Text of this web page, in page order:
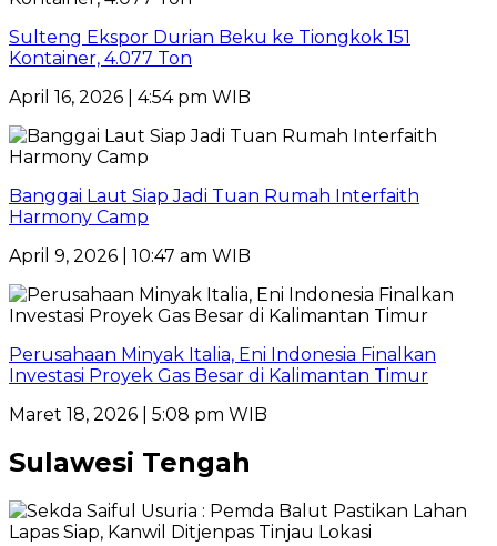
Sulteng Ekspor Durian Beku ke Tiongkok 151
Kontainer, 4.077 Ton
April 16, 2026 | 4:54 pm WIB
Banggai Laut Siap Jadi Tuan Rumah Interfaith
Harmony Camp
April 9, 2026 | 10:47 am WIB
Perusahaan Minyak Italia, Eni Indonesia Finalkan
Investasi Proyek Gas Besar di Kalimantan Timur
Maret 18, 2026 | 5:08 pm WIB
Sulawesi Tengah